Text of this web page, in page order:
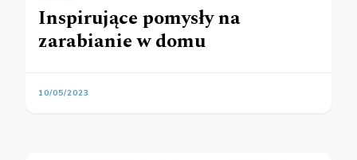
Inspirujące pomysły na
zarabianie w domu
10/05/2023